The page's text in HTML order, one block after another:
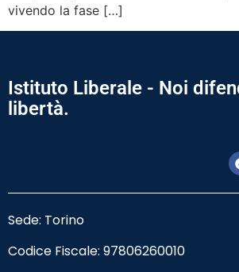
vivendo la fase […]
Istituto Liberale - Noi
libertà.
Sede: Torino
Codice Fiscale: 97806260010